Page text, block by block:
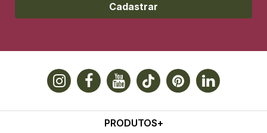
Cadastrar
PRODUTOS